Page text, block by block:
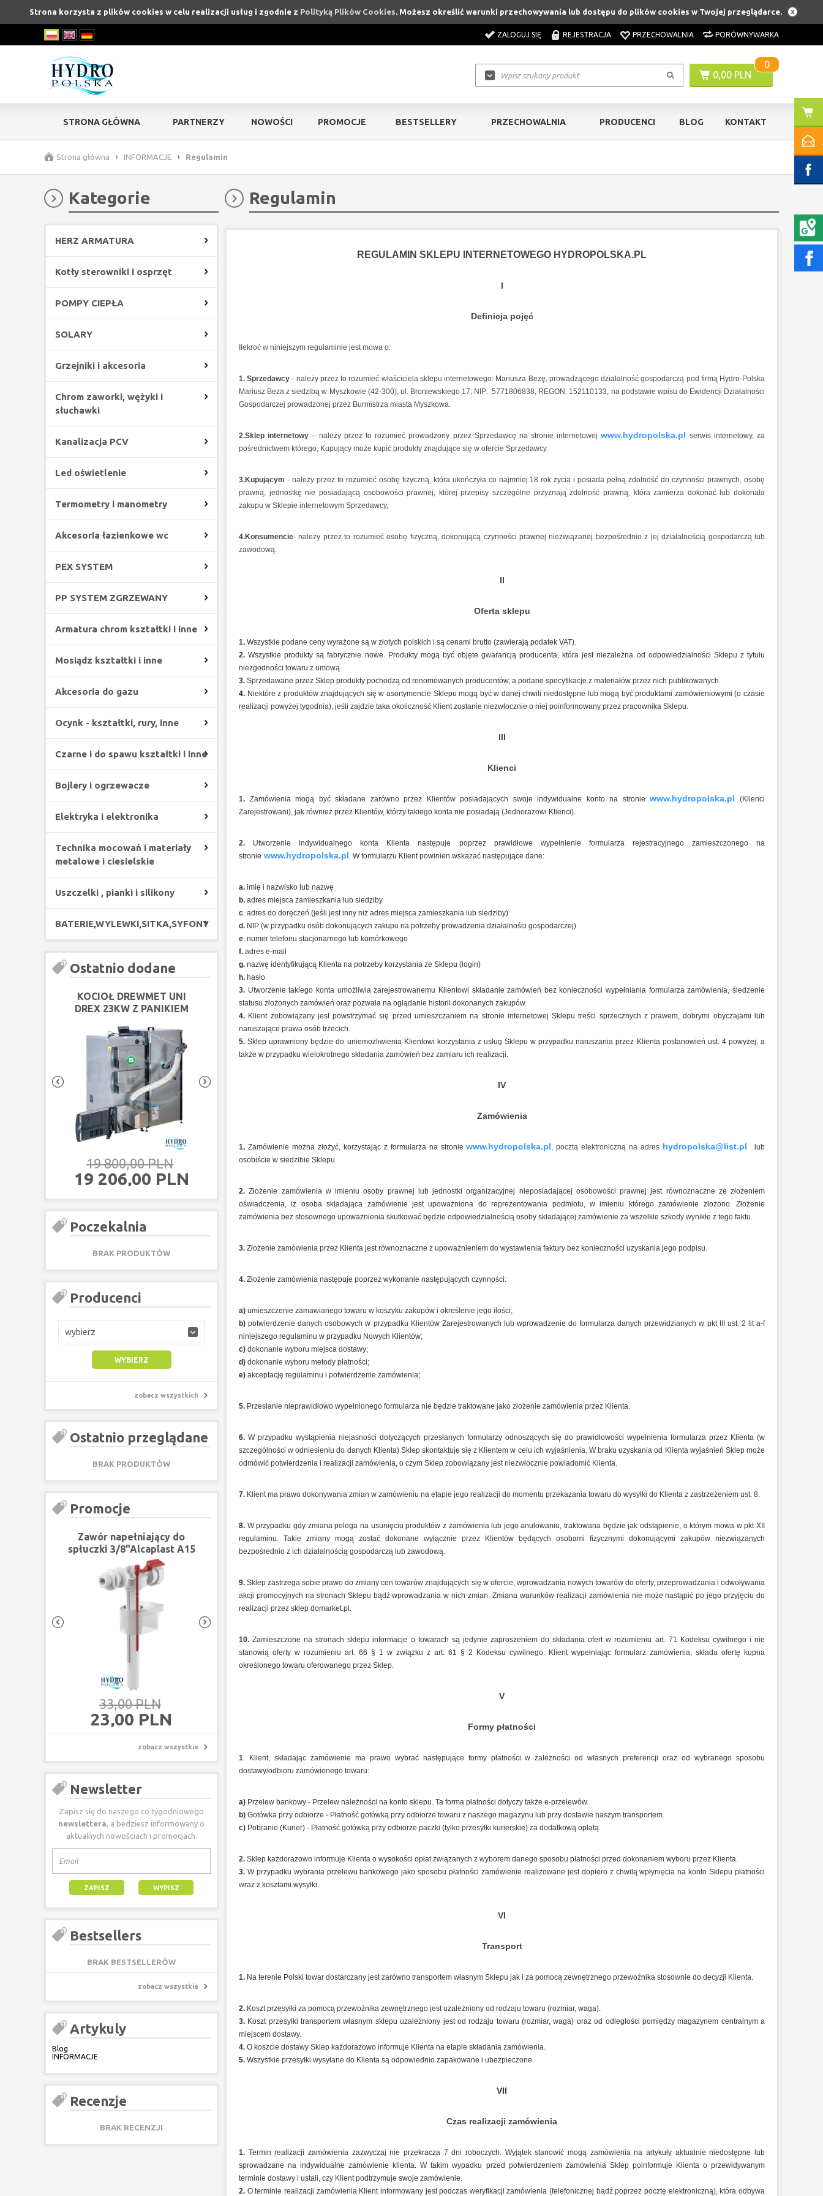
Strona korzysta z plików cookies w celu realizacji usług i zgodnie z Polityką Plików Cookies. Możesz określić warunki przechowywania lub dostępu do plików cookies w Twojej przeglądarce.
ZALOGUJ SIĘ REJESTRACJA PRZECHOWALNIA PORÓWNYWARKA
0,00 PLN
0
STRONA GŁÓWNA PARTNERZY NOWOŚCI PROMOCJE BESTSELLERY PRZECHOWALNIA PRODUCENCI BLOG KONTAKT
Strona główna › INFORMACJE › Regulamin
Kategorie
HERZ ARMATURA
Kotły sterowniki i osprzęt
POMPY CIEPŁA
SOLARY
Grzejniki i akcesoria
Chrom zaworki, wężyki i
słuchawki
Kanalizacja PCV
Led oświetlenie
Termometry i manometry
Akcesoria łazienkowe wc
PEX SYSTEM
PP SYSTEM ZGRZEWANY
Armatura chrom kształtki i inne
Mosiądz kształtki i inne
Akcesoria do gazu
Ocynk - kształtki, rury, inne
Czarne i do spawu kształtki i inne
Bojlery i ogrzewacze
Elektryka i elektronika
Technika mocowań i materiały
metalowe i ciesielskie
Uszczelki , pianki i silikony
BATERIE,WYLEWKI,SITKA,SYFONY
Ostatnio dodane
KOCIOŁ DREWMET UNI
DREX 23KW Z PANIKIEM
19 800,00 PLN
19 206,00 PLN
KOCIOŁ DREWMET UNI
DREX 18KW Z PANIKIEM
PELLOTOWYM
18 600,00 PLN
KOCIOŁ DREWMET UNI
DREX 13KW Z PANIKIEM
PELLOTOWYM
KOCIOŁ DREWMET UNI
DREX 9KW Z PANIKIEM
PELLOTOWYM
KOCIOŁ MPM DS DUO 12-
KOCIOŁ MPM
Poczekalnia
BRAK PRODUKTÓW
Producenci
wybierz
zobacz wszystkich
Ostatnio przeglądane
BRAK PRODUKTÓW
Promocje
Zawór napełniający do
spłuczki 3/8"Alcaplast A15
33,00 PLN
23,00 PLN
zobacz wszystkie
Newsletter
Zapisz się do naszego co tygodniowego
newslettera, a bedziesz informowany o
aktualnych nowościach i promocjach.
Bestsellers
BRAK BESTSELLERÓW
zobacz wszystkie
Artykuly
Blog
INFORMACJE
Recenzje
BRAK RECENZJI
Regulamin
REGULAMIN SKLEPU INTERNETOWEGO HYDROPOLSKA.PL
I
Definicja pojęć
Ilekroć w niniejszym regulaminie jest mowa o:
1. Sprzedawcy- należy przez to rozumieć właściciela sklepu internetowego: Mariusza Bezę, prowadzącego działalność gospodarczą pod firmą Hydro-Polska
Mariusz Beza z siedzibą w Myszkowie (42-300), ul. Broniewskiego 17; NIP: 5771806838, REGON: 152110133, na podstawie wpisu do Ewidencji Działalności
Gospodarczej prowadzonej przez Burmistrza miasta Myszkowa.
2.Sklep internetowy – należy przez to rozumieć prowadzony przez Sprzedawcę na stronie internetowej www.hydropolska.pl serwis internetowy, za
pośrednictwem którego, Kupujący może kupić produkty znajdujące się w ofercie Sprzedawcy.
3.Kupującym - należy przez to rozumieć osobę fizyczną, która ukończyła co najmniej 18 rok życia i posiada pełną zdolność do czynności prawnych, osobę
prawną, jednostkę nie posiadającą osobowości prawnej, której przepisy szczególne przyznają zdolność prawną, która zamierza dokonać lub dokonała
zakupu w Sklepie internetowym Sprzedawcy,
4.Konsumencie- należy przez to rozumieć osobę fizyczną, dokonującą czynności prawnej niezwiązanej bezpośrednio z jej działalnością gospodarczą lub
zawodową.
II
Oferta sklepu
1. Wszystkie podane ceny wyrażone są w złotych polskich i są cenami brutto (zawierają podatek VAT).
2.Wszystkie produkty są fabrycznie nowe. Produkty mogą być objęte gwarancją producenta, która jest niezależna od odpowiedzialności Sklepu z tytułu
niezgodności towaru z umową.
3. Sprzedawane przez Sklep produkty pochodzą od renomowanych producentów, a podane specyfikacje z materiałów przez nich publikowanych.
4. Niektóre z produktów znajdujących się w asortymencie Sklepu mogą być w danej chwili niedostępne lub mogą być produktami zamówieniowymi (o czasie
realizacji powyżej tygodnia), jeśli zajdzie taka okoliczność Klient zostanie niezwłocznie o niej poinformowany przez pracownika Sklepu.
III
Klienci
1. Zamówienia mogą być składane zarówno przez Klientów posiadających swoje indywidualne konto na stroniewww.hydropolska.pl
(Klienci
Zarejestrowani), jak również przez Klientów, którzy takiego konta nie posiadają (Jednorazowi Klienci).
2. Utworzenie indywidualnego konta Klienta następuje poprzez prawidłowe wypełnienie formularza rejestracyjnego zamieszczonego na
stronie www.hydropolska.pl. W formularzu Klient powinien wskazać następujące dane:
a. imię i nazwisko lub nazwę
b. adres miejsca zamieszkania lub siedziby
c. adres do doręczeń (jeśli jest inny niż adres miejsca zamieszkania lub siedziby)
d. NIP (w przypadku osób dokonujących zakupu na potrzeby prowadzenia działalności gospodarczej)
e. numer telefonu stacjonarnego lub komórkowego
f. adres e-mail
g. nazwę identyfikującą Klienta na potrzeby korzystania ze Sklepu (login)
h. hasło
3. Utworzenie takiego konta umożliwia zarejestrowanemu Klientowi składanie zamówień bez konieczności wypełniania formularza zamówienia, śledzenie
statusu złożonych zamówień oraz pozwala na oglądanie historii dokonanych zakupów.
4. Klient zobowiązany jest powstrzymać się przed umieszczaniem na stronie internetowej Sklepu treści sprzecznych z prawem, dobrymi obyczajami lub
naruszające prawa osób trzecich.
5. Sklep uprawniony będzie do uniemożliwienia Klientowi korzystania z usług Sklepu w przypadku naruszania przez Klienta postanowień ust. 4 powyżej, a
także w przypadku wielokrotnego składania zamówień bez zamiaru ich realizacji.
IV
Zamówienia
1. Zamówienie można złożyć, korzystając z formularza na stroniewww.hydropolska.pl, pocztą elektroniczną na adres hydropolska@list.pl
lub
osobiście w siedzibie Sklepu.
2.Złożenie zamówienia w imieniu osoby prawnej lub jednostki organizacyjnej nieposiadającej osobowości prawnej jest równoznaczne ze złożeniem
oświadczenia, iż osoba składająca zamówienie jest upoważniona do reprezentowania podmiotu, w imieniu którego zamówienie złożono. Złożenie
zamówienia bez stosownego upoważnienia skutkować będzie odpowiedzialnością osoby składającej zamówienie za wszelkie szkody wynikłe z tego faktu.
3. Złożenie zamówienia przez Klienta jest równoznaczne z upoważnieniem do wystawienia faktury bez konieczności uzyskania jego podpisu.
4. Złożenie zamówienia następuje poprzez wykonanie następujących czynności:
a) umieszczenie zamawianego towaru w koszyku zakupów i określenie jego ilości;
b)potwierdzenie danych osobowych w przypadku Klientów Zarejestrowanych lub wprowadzenie do formularza danych przewidzianych w pkt III ust. 2 lit a-f
niniejszego regulaminu w przypadku Nowych Klientów;
c) dokonanie wyboru miejsca dostawy;
d) dokonanie wyboru metody płatności;
e) akceptację regulaminu i potwierdzenie zamówienia;
5. Przesłanie nieprawidłowo wypełnionego formularza nie będzie traktowane jako złożenie zamówienia przez Klienta.
6. W przypadku wystąpienia niejasności dotyczących przesłanych formularzy odnoszących się do prawidłowości wypełnienia formularza przez Klienta (w
szczególności w odniesieniu do danych Klienta) Sklep skontaktuje się z Klientem w celu ich wyjaśnienia. W braku uzyskania od Klienta wyjaśnień Sklep może
odmówić potwierdzenia i realizacji zamówienia, o czym Sklep zobowiązany jest niezwłocznie powiadomić Klienta.
7. Klient ma prawo dokonywania zmian w zamówieniu na etapie jego realizacji do momentu przekazania towaru do wysyłki do Klienta z zastrzeżeniem ust. 8.
8. W przypadku gdy zmiana polega na usunięciu produktów z zamówienia lub jego anulowaniu, traktowana będzie jak odstąpienie, o którym mowa w pkt XII
regulaminu. Takie zmiany mogą zostać dokonane wyłącznie przez Klientów będących osobami fizycznymi dokonującymi zakupów niezwiązanych
bezpośrednio z ich działalnością gospodarczą lub zawodową.
9.Sklep zastrzega sobie prawo do zmiany cen towarów znajdujących się w ofercie, wprowadzania nowych towarów do oferty, przeprowadzania i odwoływania
akcji promocyjnych na stronach Sklepu bądź wprowadzania w nich zmian. Zmiana warunków realizacji zamówienia nie może nastąpić po jego przyjęciu do
realizacji przez sklep domarket.pl.
10. Zamieszczone na stronach sklepu informacje o towarach są jedynie zaproszeniem do składania ofert w rozumieniu art. 71 Kodeksu cywilnego i nie
stanowią oferty w rozumieniu art. 66 § 1 w związku z art. 61 § 2 Kodeksu cywilnego. Klient wypełniając formularz zamówienia, składa ofertę kupna
określonego towaru oferowanego przez Sklep.
V
Formy płatności
1. Klient, składając zamówienie ma prawo wybrać następujące formy płatności w zależności od własnych preferencji oraz od wybranego sposobu
dostawy/odbioru zamówionego towaru:
a) Przelew bankowy - Przelew należności na konto sklepu. Ta forma płatności dotyczy także e-przelewów.
b) Gotówka przy odbiorze - Płatność gotówką przy odbiorze towaru z naszego magazynu lub przy dostawie naszym transportem.
c) Pobranie (Kurier) - Płatność gotówką przy odbiorze paczki (tylko przesyłki kurierskie) za dodatkową opłatą.
2. Sklep każdorazowo informuje Klienta o wysokości opłat związanych z wyborem danego sposobu płatności przed dokonaniem wyboru przez Klienta.
3. W przypadku wybrania przelewu bankowego jako sposobu płatności zamówienie realizowane jest dopiero z chwilą wpłynięcia na konto Sklepu płatności
wraz z kosztami wysyłki.
VI
Transport
1. Na terenie Polski towar dostarczany jest zarówno transportem własnym Sklepu jak i za pomocą zewnętrznego przewoźnika stosownie do decyzji Klienta.
2. Koszt przesyłki za pomocą przewoźnika zewnętrznego jest uzależniony od rodzaju towaru (rozmiar, waga).
3. Koszt przesyłki transportem własnym sklepu uzależniony jest od rodzaju towaru (rozmiar, waga) oraz od odległości pomiędzy magazynem centralnym a
miejscem dostawy.
4. O koszcie dostawy Sklep każdorazowo informuje Klienta na etapie składania zamówienia.
5. Wszystkie przesyłki wysyłane do Klienta są odpowiednio zapakowane i ubezpieczone.
VII
Czas realizacji zamówienia
1. Termin realizacji zamówienia zazwyczaj nie przekracza 7 dni roboczych. Wyjątek stanowić mogą zamówienia na artykuły aktualnie niedostępne lub
sprowadzane na indywidualne zamówienie klienta. W takim wypadku przed potwierdzeniem zamówienia Sklep poinformuje Klienta o przewidywanym
terminie dostawy i ustali, czy Klient podtrzymuje swoje zamówienie.
2. O terminie realizacji zamówienia Klient informowany jest podczas weryfikacji zamówienia (telefonicznej bądź poprzez pocztę elektroniczną), która odbywa